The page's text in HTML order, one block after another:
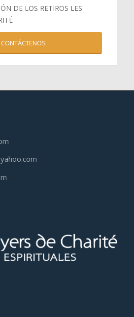
DE LOS RETIROS LES
CONTÁCTENOS